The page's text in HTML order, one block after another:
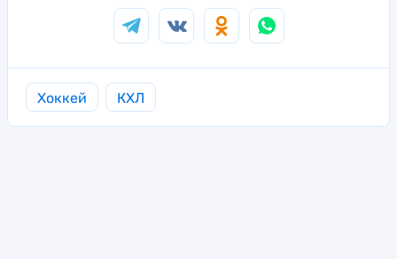
Хоккей КХЛ